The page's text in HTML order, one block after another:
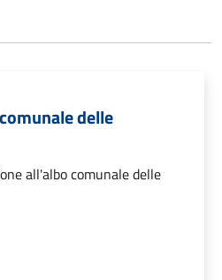
delle
all'albo comunale delle